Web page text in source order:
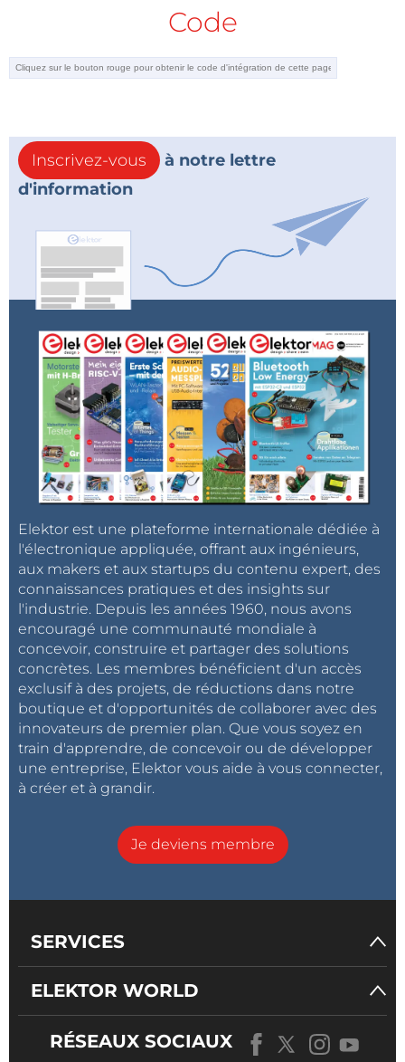
Code
Inscrivez-vous
à notre lettre
d'information
Elektor est une plateforme internationale dédiée à
l'électronique appliquée, offrant aux ingénieurs,
aux makers et aux startups du contenu expert, des
connaissances pratiques et des insights sur
l'industrie. Depuis les années 1960, nous avons
encouragé une communauté mondiale à
concevoir, construire et partager des solutions
concrètes. Les membres bénéficient d'un accès
exclusif à des projets, de réductions dans notre
boutique et d'opportunités de collaborer avec des
innovateurs de premier plan. Que vous soyez en
train d'apprendre, de concevoir ou de développer
une entreprise, Elektor vous aide à vous connecter,
à créer et à grandir.
Je deviens membre
SERVICES
ELEKTOR WORLD
RÉSEAUX SOCIAUX